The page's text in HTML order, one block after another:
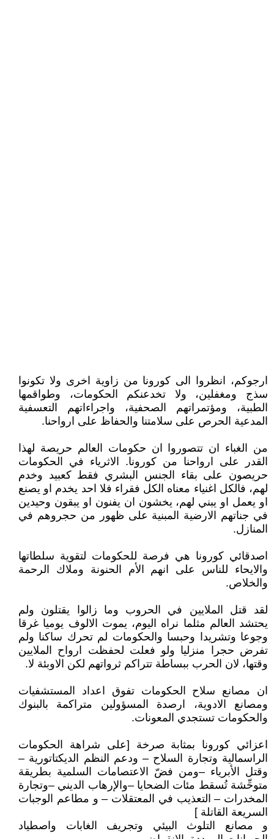
ارجوكم، انظروا الى كورونا من زاوية اخرى ولا تكونوا
سذج ومغفلين، ولا تخدعنكم الحكومات، وطواقمها
الطبية، ومؤتمراتهم الصحفية، واجراءاتهم التعسفية
المدعية الحرص على سلامتنا والحفاظ على ارواحنا.
من الغباء ان تتصوروا ان حكومات العالم حريصة لهذا
القدر على ارواحنا من كورونا. الاثرياء في الحكومات
حريصون على بقاء الجنس البشري فقط كعبيد وخدم
لهم، فالكل اغنياء معناه الكل فقراء فلا احد يخدم او يصنع
او يعمل او يبني لهم، يخشون ان يفنون او يبقون وحيدين
في جناتهم الارضية المبنية على ظهور من حجروهم في
المنازل.
اصدقائي كورونا هي فرصة للحكومات لتقوية سلطاتها
والايحاء للناس على انهم الأم الحنونة وملاك الرحمة
والخلاص.
لقد قتل الملايين في الحروب وما زالوا يقتلون ولم
يحتشد العالم مثلما نراه اليوم، يموت الالوف يوميا غرقا
وجوعا وتشريدا وحبسا والحكومات لم تحرك ساكنا ولم
تفرض حجرا منزليا ولو فعلت لحفظت ارواح الملايين
وقتها، لان الحرب ببساطة تتراكم ثرواتهم لكن الاوبئة لا.
ان مصانع سلاح الحكومات تفوق اعداد المستشفيات
ومصانع الادوية، ارصدة المسؤولين متراكمة بالبنوك
والحكومات تستجدي المعونات.
اعزائي كورونا بمثابة صرخة [على شراهة الحكومات
الراسمالية وتجارة السلاح – ودعم النظم الديكتاتورية –
وقتل الأبرياء –ومن فضّ الاعتصامات السلمية بطريقة
متوحِّشة تُسقط مئات الضحايا –والإرهاب الديني –وتجارة
المخدرات – التعذيب في المعتقلات – و مطاعم الوجبات
السريعة القاتلة ]
و مصانع التلوث البيئي وتجريف الغابات واصطياد